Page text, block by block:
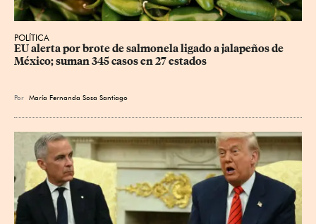
POLÍTICA
EU alerta por brote de salmonela ligado a jalapeños de
México; suman 345 casos en 27 estados
Por María Fernanda Sosa Santiago